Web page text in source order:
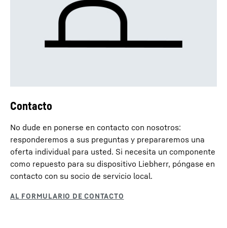
Contacto
No dude en ponerse en contacto con nosotros:
responderemos a sus preguntas y prepararemos una
oferta individual para usted. Si necesita un componente
como repuesto para su dispositivo Liebherr, póngase en
contacto con su socio de servicio local.